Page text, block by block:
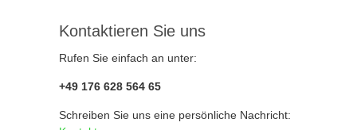
Kontaktieren Sie uns
Rufen Sie einfach an unter:
+49 176 628 564 65
Schreiben Sie uns eine persönliche Nachricht: